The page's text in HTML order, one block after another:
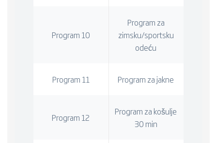
Program 10
Program za
zimsku/sportsku
odeću
Program 11 Program za jakne
Program 12
Program za košulje
30 min